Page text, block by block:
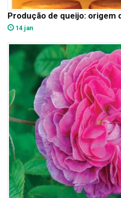
Produção de queijo: origem
14 jan